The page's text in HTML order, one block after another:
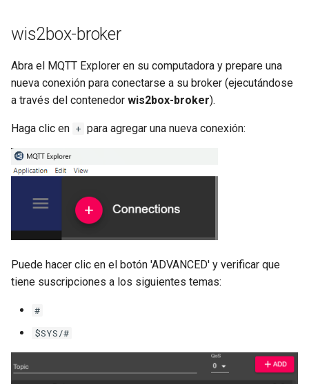
wis2box-broker
Abra el MQTT Explorer en su computadora y prepare una
nueva conexión para conectarse a su broker (ejecutándose
a través del contenedor wis2box-broker).
Haga clic en + para agregar una nueva conexión:
Puede hacer clic en el botón 'ADVANCED' y verificar que
tiene suscripciones a los siguientes temas:
#
$SYS/#